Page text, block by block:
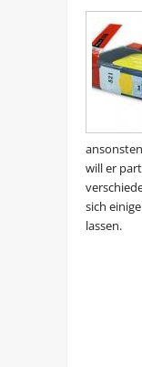
will er
sich
lassen.